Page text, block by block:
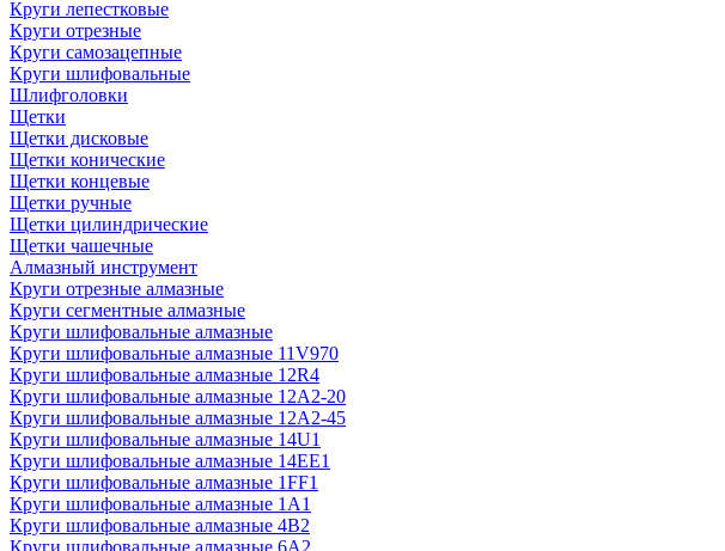
Круги лепестковые
Круги отрезные
Круги самозацепные
Круги шлифовальные
Шлифголовки
Щетки
Щетки дисковые
Щетки конические
Щетки концевые
Щетки ручные
Щетки цилиндрические
Щетки чашечные
Алмазный инструмент
Круги отрезные алмазные
Круги сегментные алмазные
Круги шлифовальные алмазные
Круги шлифовальные алмазные 11V970
Круги шлифовальные алмазные 12R4
Круги шлифовальные алмазные 12А2-20
Круги шлифовальные алмазные 12А2-45
Круги шлифовальные алмазные 14U1
Круги шлифовальные алмазные 14ЕЕ1
Круги шлифовальные алмазные 1FF1
Круги шлифовальные алмазные 1А1
Круги шлифовальные алмазные 4В2
Круги шлифовальные алмазные 6A2